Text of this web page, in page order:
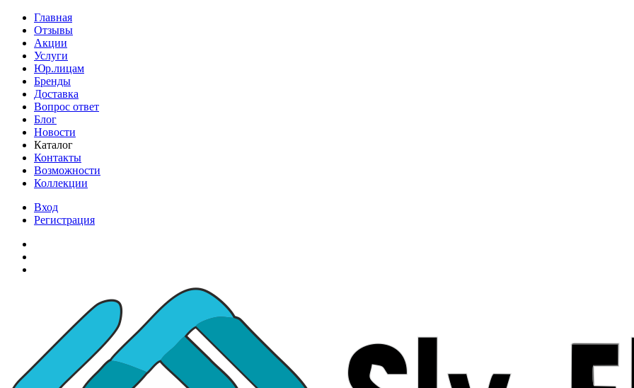
Главная
Отзывы
Акции
Услуги
Юр.лицам
Бренды
Доставка
Вопрос ответ
Блог
Новости
Каталог
Контакты
Возможности
Коллекции
Вход
Регистрация